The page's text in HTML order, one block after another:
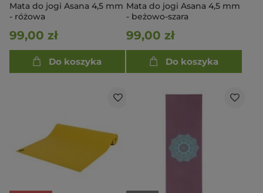
Mata do jogi Asana 4,5 mm
- różowa
99,00 zł
Do koszyka
Mata do jogi Asana 4,5 mm
- beżowo-szara
99,00 zł
Do koszyka